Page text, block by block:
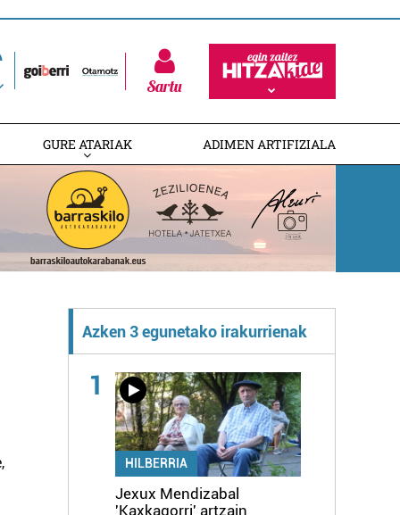
Sartu
GURE ATARIAK ADIMEN ARTIFIZIALA
Azken 3 egunetako irakurrienak
1
HILBERRIA
Jexux Mendizabal
'Kaxkagorri' artzain